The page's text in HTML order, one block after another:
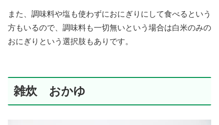
また、調味料や塩も使わずにおにぎりにして食べるという
方もいるので、調味料も一切無いという場合は白米のみの
おにぎりという選択肢もありです。
雑炊 おかゆ